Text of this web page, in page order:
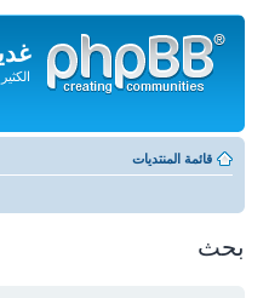
المحتويات
قائمة المنتديات
بحث